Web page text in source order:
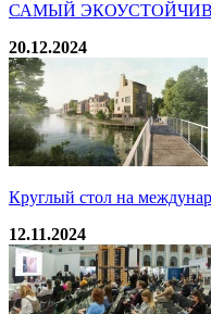
САМЫЙ
20.12.2024
Круглый стол на
12.11.2024